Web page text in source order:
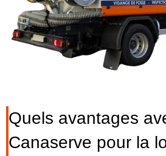
Quels avantages
Canaserve pour la